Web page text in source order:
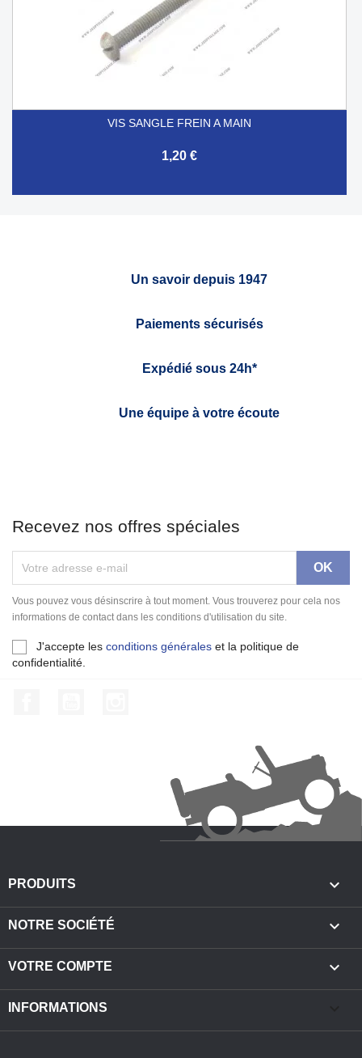
VIS SANGLE FREIN A MAIN
1,20 €
Un savoir depuis 1947
Paiements sécurisés
Expédié sous 24h*
Une équipe à votre écoute
Recevez nos offres spéciales
Vous pouvez vous désinscrire à tout moment. Vous trouverez pour cela nos
informations de contact dans les conditions d'utilisation du site.
J'accepte les conditions générales et la politique de
confidentialité.
PRODUITS 
NOTRE SOCIÉTÉ 
VOTRE COMPTE 
INFORMATIONS